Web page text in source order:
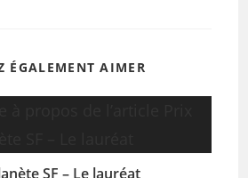
ÉGALEMENT AIMER
SF – Le lauréat